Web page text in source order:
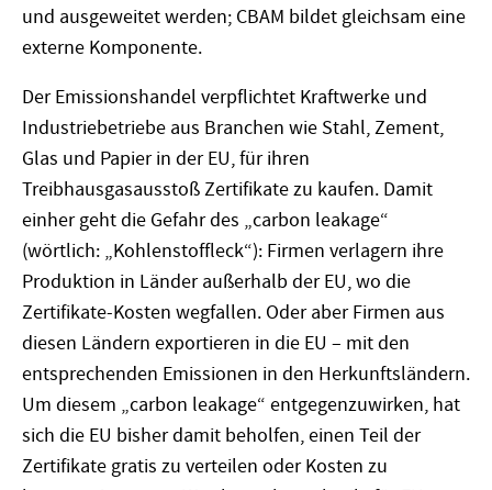
und ausgeweitet werden; CBAM bildet gleichsam eine
externe Komponente.
Der Emissionshandel verpflichtet Kraftwerke und
Industriebetriebe aus Branchen wie Stahl, Zement,
Glas und Papier in der EU, für ihren
Treibhausgasausstoß Zertifikate zu kaufen. Damit
einher geht die Gefahr des „carbon leakage“
(wörtlich: „Kohlenstoffleck“): Firmen verlagern ihre
Produktion in Länder außerhalb der EU, wo die
Zertifikate-Kosten wegfallen. Oder aber Firmen aus
diesen Ländern exportieren in die EU – mit den
entsprechenden Emissionen in den Herkunftsländern.
Um diesem „carbon leakage“ entgegenzuwirken, hat
sich die EU bisher damit beholfen, einen Teil der
Zertifikate gratis zu verteilen oder Kosten zu